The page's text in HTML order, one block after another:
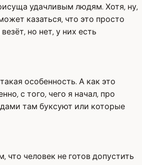
удачливым людям. Хотя, ну,
казаться, что это просто
но нет, у них есть
особенность. А как это
с того, чего я начал, про
там буксуют или которые
что человек не готов допустить